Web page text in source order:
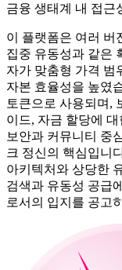
금융 생태계 내 접근
이 플랫폼은 여러 버
집중 유동성과 같은
자가 맞춤형 가격 범
자본 효율성을 높였
토큰으로 사용되며,
이드, 자금 할당에
보안과 커뮤니티 중
크 정신의 핵심입니
아키텍처와 상당한
검색과 유동성 공급
로서의 입지를 공고